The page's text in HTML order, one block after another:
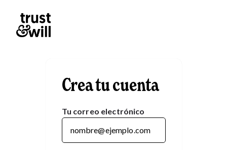
Crea tu cuenta
Tu correo electrónico